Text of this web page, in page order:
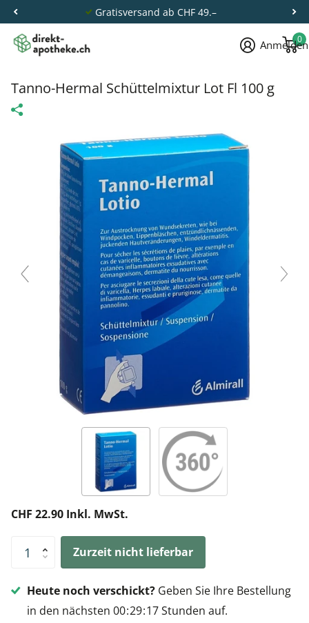
Gratisversand ab CHF 49.–
Anmelden
0
Tanno-Hermal Schüttelmixtur Lot Fl 100 g
CHF 22.90 Inkl. MwSt.
Zurzeit nicht lieferbar
Heute noch verschickt?Geben Sie Ihre Bestellung
in den nächsten 00 29 17Stunden auf.